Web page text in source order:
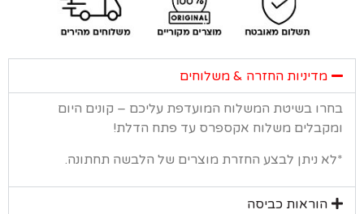
מדיניות החזרה & משלוחים
בשיטת המשלוח המועדפת עליכם – קונים היום
משלוח אקספרס עד פתח הדלת!
ניתן לבצע החזרת מוצרים של הלבשה תחתונה.
הוראות כביסה